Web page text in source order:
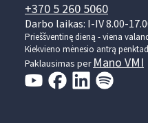
+370 5 260 5060
Darbo laikas: I-IV 8.00-
Prieššventinę dieną - viena
Kiekvieno mėnesio antrą
Paklausimas per Mano VMI